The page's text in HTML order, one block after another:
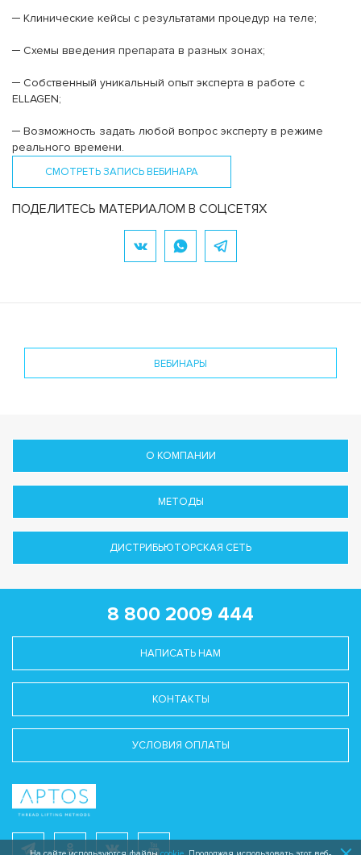
─ Клинические кейсы с результатами процедур на теле;
─ Схемы введения препарата в разных зонах;
─ Собственный уникальный опыт эксперта в работе с
ELLAGEN;
─ Возможность задать любой вопрос эксперту в режиме
реального времени.
СМОТРЕТЬ ЗАПИСЬ ВЕБИНАРА
ПОДЕЛИТЕСЬ МАТЕРИАЛОМ В СОЦСЕТЯХ
ВЕБИНАРЫ
О КОМПАНИИ
МЕТОДЫ
ДИСТРИБЬЮТОРСКАЯ СЕТЬ
8 800 2009 444
НАПИСАТЬ НАМ
КОНТАКТЫ
УСЛОВИЯ ОПЛАТЫ